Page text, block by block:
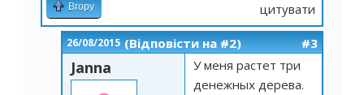
Вгору цитувати
26/08/2015 (Відповісти на #2) #3
Janna
У меня растет три
денежных дерева.